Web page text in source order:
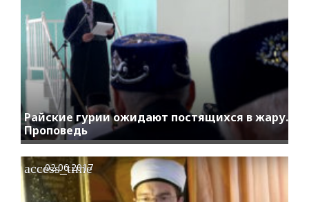
Райские гурии ожидают постящихся в жару.
Проповедь
access_time
02.06.2017